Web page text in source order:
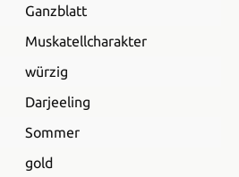
Ganzblatt
Muskatellcharakter
würzig
Darjeeling
Sommer
gold